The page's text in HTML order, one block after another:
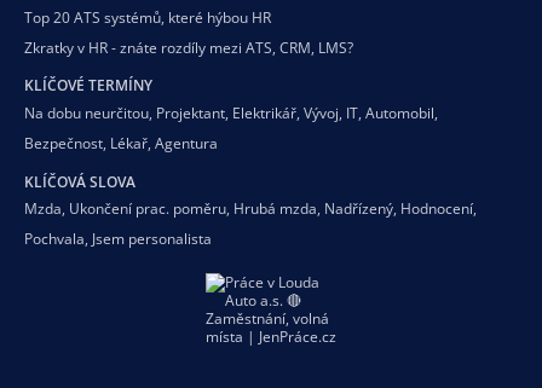
Top 20 ATS systémů, které hýbou HR
Zkratky v HR - znáte rozdíly mezi ATS, CRM, LMS?
KLÍČOVÉ TERMÍNY
Na dobu neurčitou, Projektant, Elektrikář, Vývoj, IT, Automobil,
Bezpečnost, Lékař, Agentura
KLÍČOVÁ SLOVA
Mzda, Ukončení prac. poměru, Hrubá mzda, Nadřízený, Hodnocení,
Pochvala, Jsem personalista